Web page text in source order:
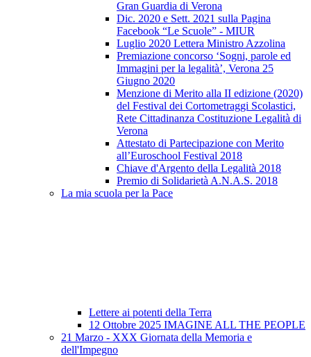
Gran Guardia di Verona
Dic. 2020 e Sett. 2021 sulla Pagina
Facebook “Le Scuole” - MIUR
Luglio 2020 Lettera Ministro Azzolina
Premiazione concorso ‘Sogni, parole ed
Immagini per la legalità’, Verona 25
Giugno 2020
Menzione di Merito alla II edizione (2020)
del Festival dei Cortometraggi Scolastici,
Rete Cittadinanza Costituzione Legalità di
Verona
Attestato di Partecipazione con Merito
all’Euroschool Festival 2018
Chiave d'Argento della Legalità 2018
Premio di Solidarietà A.N.A.S. 2018
La mia scuola per la Pace
Lettere ai potenti della Terra
12 Ottobre 2025 IMAGINE ALL THE PEOPLE
21 Marzo - XXX Giornata della Memoria e
dell'Impegno